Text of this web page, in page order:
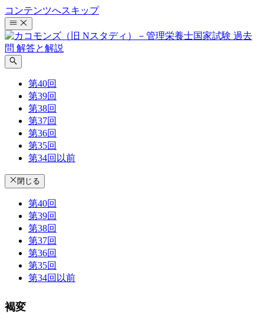
コンテンツへスキップ
第40回
第39回
第38回
第37回
第36回
第35回
第34回以前
閉じる
第40回
第39回
第38回
第37回
第36回
第35回
第34回以前
褐変